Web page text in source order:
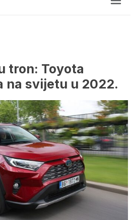
tron: Toyota
na svijetu u 2022.